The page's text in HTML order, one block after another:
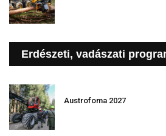
Erdészeti, vadászati
Austrofoma 2027